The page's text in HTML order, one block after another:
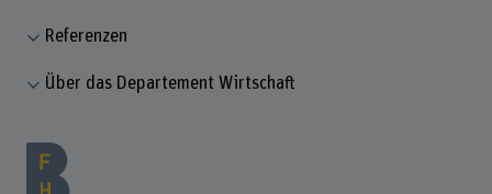
Referenzen
Über das Departement Wirtschaft